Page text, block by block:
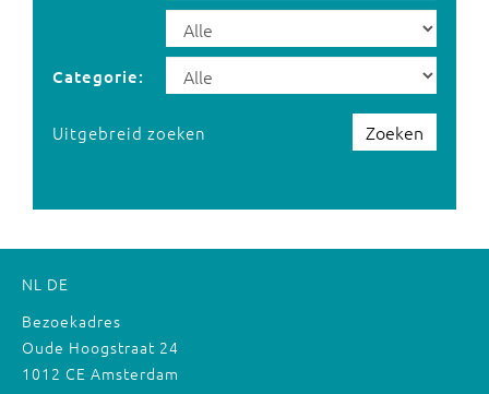
Categorie:
Zoeken
Uitgebreid zoeken
NL DE
Bezoekadres
Oude Hoogstraat 24
1012 CE Amsterdam